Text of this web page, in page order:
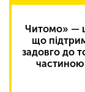
Читомо» —
що
задовго до
частиною